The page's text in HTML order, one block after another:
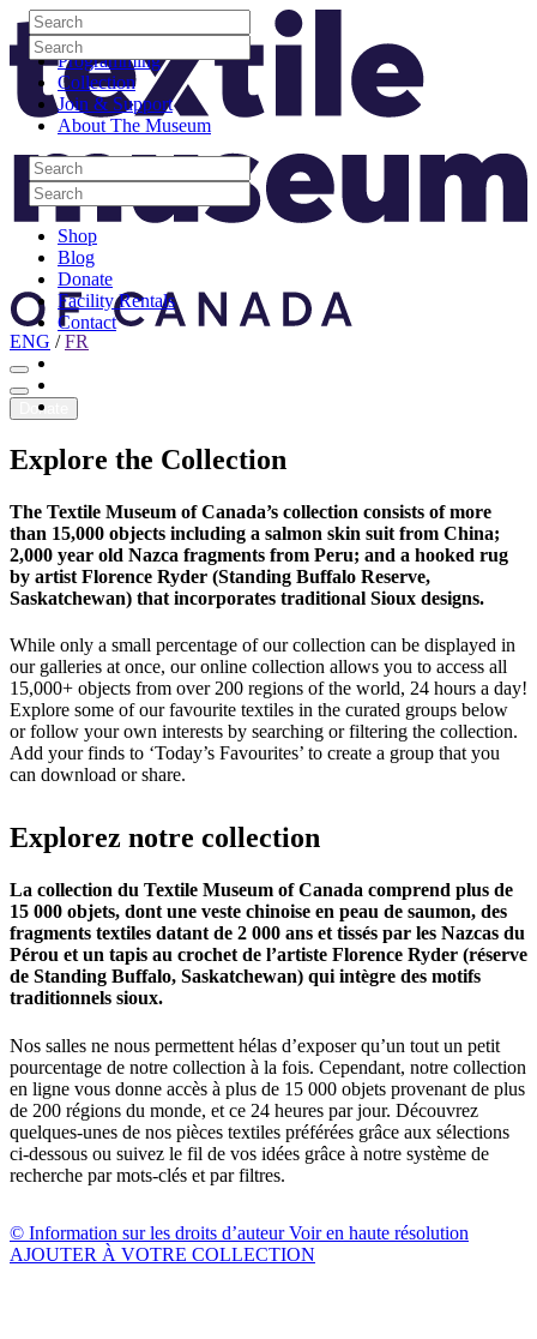
Skip to content
Visit
Programming
Collection
Join & Support
About The Museum
Search
Search
Search
Search
Shop
Blog
Donate
Facility Rentals
Contact
Youtube
Search
Search
Search
Search
Site Logo
ENG /FR
Donate
Explore the Collection
The Textile Museum of Canada’s collection consists of more
than 15,000 objects including a salmon skin suit from China;
2,000 year old Nazca fragments from Peru; and a hooked rug
by artist Florence Ryder (Standing Buffalo Reserve,
Saskatchewan) that incorporates traditional Sioux designs.
While only a small percentage of our collection can be displayed in
our galleries at once, our online collection allows you to access all
15,000+ objects from over 200 regions of the world, 24 hours a day!
Explore some of our favourite textiles in the curated groups below
or follow your own interests by searching or filtering the collection.
Add your finds to ‘Today’s Favourites’ to create a group that you
can download or share.
Explorez notre collection
La collection du Textile Museum of Canada comprend plus de
15 000 objets, dont une veste chinoise en peau de saumon, des
fragments textiles datant de 2 000 ans et tissés par les Nazcas du
Pérou et un tapis au crochet de l’artiste Florence Ryder (réserve
de Standing Buffalo, Saskatchewan) qui intègre des motifs
traditionnels sioux.
Nos salles ne nous permettent hélas d’exposer qu’un tout un petit
pourcentage de notre collection à la fois. Cependant, notre collection
en ligne vous donne accès à plus de 15 000 objets provenant de plus
de 200 régions du monde, et ce 24 heures par jour. Découvrez
quelques-unes de nos pièces textiles préférées grâce aux sélections
ci-dessous ou suivez le fil de vos idées grâce à notre système de
recherche par mots-clés et par filtres.
© Information sur les droits d’auteurVoir en haute résolution
AJOUTER À VOTRE COLLECTION